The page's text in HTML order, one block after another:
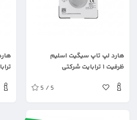
هارد لپ تاپ سیگیت اسلیم
ظرفیت ۱ ترابایت شرکتی
5 / 5